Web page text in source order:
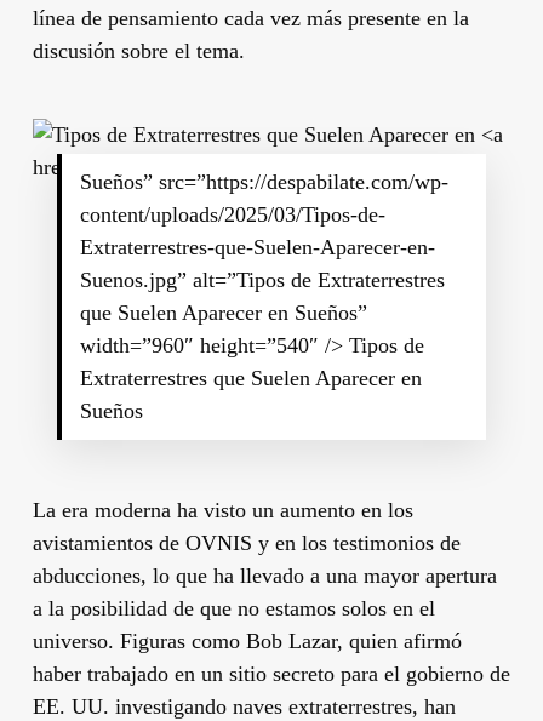
línea de pensamiento cada vez más presente en la
discusión sobre el tema.
Sueños” src=”https://despabilate.com/wp-
content/uploads/2025/03/Tipos-de-
Extraterrestres-que-Suelen-Aparecer-en-
Suenos.jpg” alt=”Tipos de Extraterrestres
que Suelen Aparecer en Sueños”
width=”960″ height=”540″ /> Tipos de
Extraterrestres que Suelen Aparecer en
Sueños
La era moderna ha visto un aumento en los
avistamientos de OVNIS y en los testimonios de
abducciones, lo que ha llevado a una mayor apertura
a la posibilidad de que no estamos solos en el
universo. Figuras como Bob Lazar, quien afirmó
haber trabajado en un sitio secreto para el gobierno de
EE. UU. investigando naves extraterrestres, han